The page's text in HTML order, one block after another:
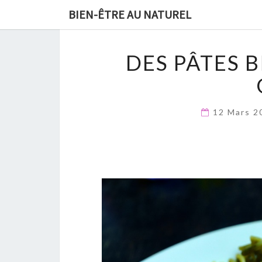
BIEN-ÊTRE AU NATUREL
DES PÂTES
12 Mars
GRATUIT : 19 Méthodes
contre les microbes et